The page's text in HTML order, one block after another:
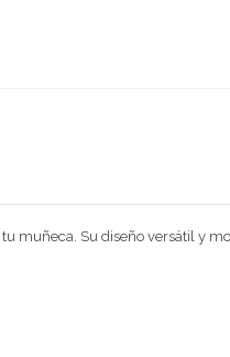
muñeca. Su diseño versátil y